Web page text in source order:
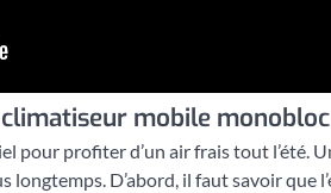
mobile monobloc
pour profiter d’un air frais tout l’été.
D’abord, il faut savoir que